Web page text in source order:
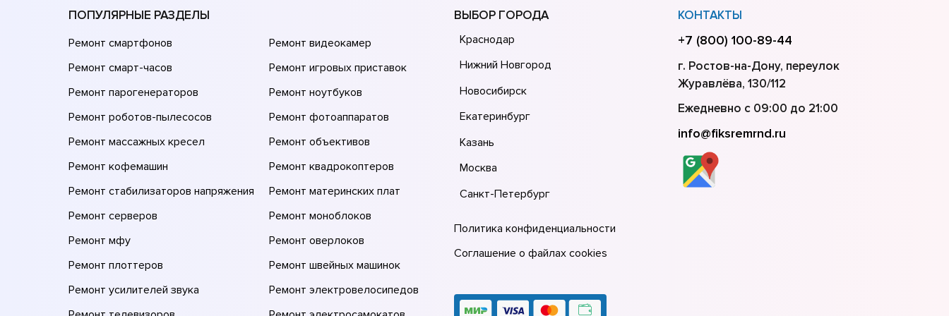
ПОПУЛЯРНЫЕ РАЗДЕЛЫ
Ремонт смартфонов
Ремонт смарт-часов
Ремонт парогенераторов
Ремонт роботов-пылесосов
Ремонт массажных кресел
Ремонт кофемашин
Ремонт стабилизаторов напряжения
Ремонт серверов
Ремонт мфу
Ремонт плоттеров
Ремонт усилителей звука
Ремонт видеокамер
Ремонт игровых приставок
Ремонт ноутбуков
Ремонт фотоаппаратов
Ремонт объективов
Ремонт квадрокоптеров
Ремонт материнских плат
Ремонт моноблоков
Ремонт оверлоков
Ремонт швейных машинок
Ремонт электровелосипедов
ВЫБОР ГОРОДА
Краснодар
Нижний Новгород
Новосибирск
Екатеринбург
Казань
Москва
Санкт-Петербург
Политика конфиденциальности
Соглашение о файлах cookies
КОНТАКТЫ
+7 (800) 100-89-44
г. Ростов-на-Дону, переулок
Журавлёва, 130/112
Ежедневно с 09:00 до 21:00
info@fiksremrnd.ru